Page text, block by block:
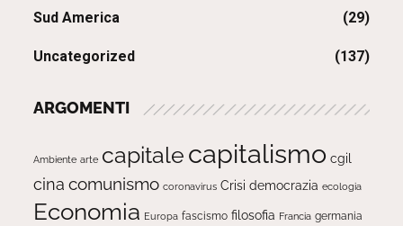
Sud America (29)
Uncategorized (137)
ARGOMENTI
Ambiente arte capitale capitalismo cgil
cina comunismo coronavirus Crisi democrazia ecologia
Economia Europa fascismo filosofia Francia germania